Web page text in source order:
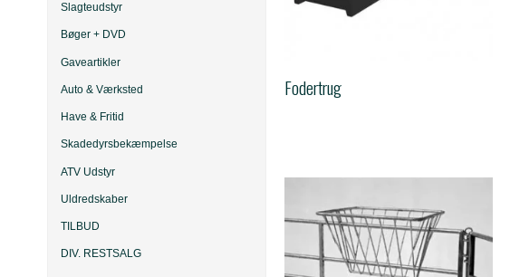
Slagteudstyr
Bøger + DVD
Gaveartikler
Auto & Værksted
Have & Fritid
Skadedyrsbekæmpelse
ATV Udstyr
Uldredskaber
TILBUD
DIV. RESTSALG
Fodertrug